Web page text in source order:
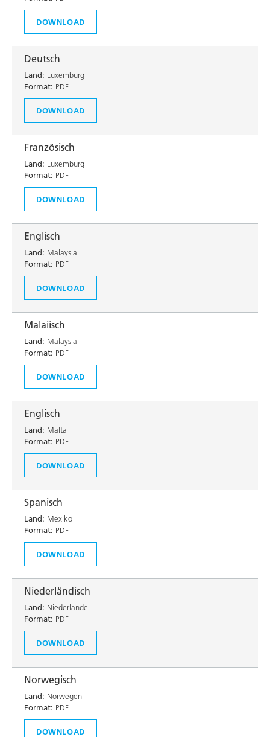
DOWNLOAD
Deutsch
Land: Luxemburg
Format: PDF
DOWNLOAD
Französisch
Land: Luxemburg
Format: PDF
DOWNLOAD
Englisch
Land: Malaysia
Format: PDF
DOWNLOAD
Malaiisch
Land: Malaysia
Format: PDF
DOWNLOAD
Englisch
Land: Malta
Format: PDF
DOWNLOAD
Spanisch
Land: Mexiko
Format: PDF
DOWNLOAD
Niederländisch
Land: Niederlande
Format: PDF
DOWNLOAD
Norwegisch
Land: Norwegen
Format: PDF
DOWNLOAD